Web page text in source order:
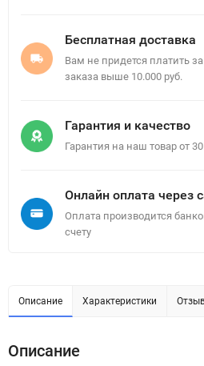
Бесплатная доставка
Вам не придется платить
заказа выше 10.000 руб.
Гарантия и качество
Гарантия на наш товар от
Онлайн оплата через
Оплата производится
счету
Описание Характеристики
Описание